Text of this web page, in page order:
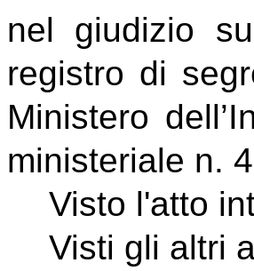
nel giudizio
registro di
Ministero
ministeriale n.
Visto l'atto
Visti gli altri